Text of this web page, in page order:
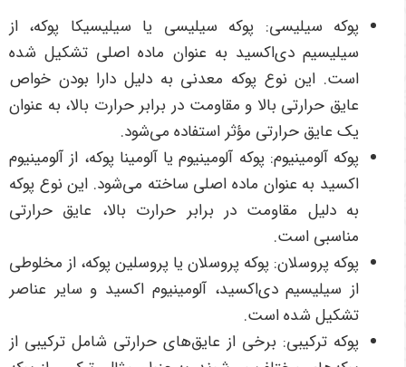
پوکه سیلیسی: پوکه سیلیسی یا سیلیسیکا پوکه، از
سیلیسیم دی‌اکسید به عنوان ماده اصلی تشکیل شده
است. این نوع پوکه معدنی به دلیل دارا بودن خواص
عایق حرارتی بالا و مقاومت در برابر حرارت بالا، به عنوان
یک عایق حرارتی مؤثر استفاده می‌شود.
پوکه آلومینیوم: پوکه آلومینیوم یا آلومینا پوکه، از آلومینیوم
اکسید به عنوان ماده اصلی ساخته می‌شود. این نوع پوکه
به دلیل مقاومت در برابر حرارت بالا، عایق حرارتی
مناسبی است.
پوکه پروسلان: پوکه پروسلان یا پروسلین پوکه، از مخلوطی
از سیلیسیم دی‌اکسید، آلومینیوم اکسید و سایر عناصر
تشکیل شده است.
پوکه ترکیبی: برخی از عایق‌های حرارتی شامل ترکیبی از